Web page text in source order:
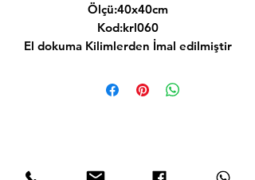
Ölçü:40x40cm
Kod:krl060
El dokuma Kilimlerden İmal edilmiştir